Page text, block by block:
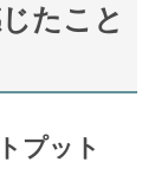
たこと
プット